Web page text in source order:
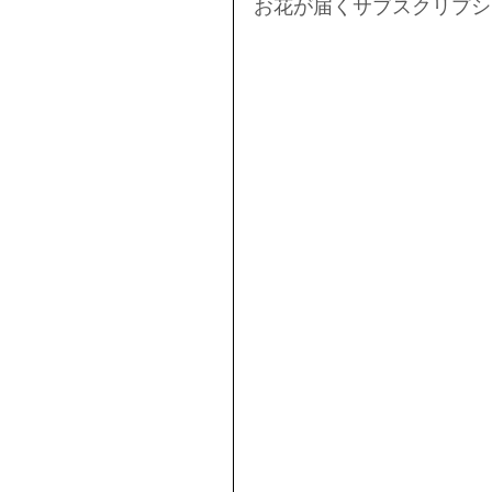
お花が届くサブスクリプシ